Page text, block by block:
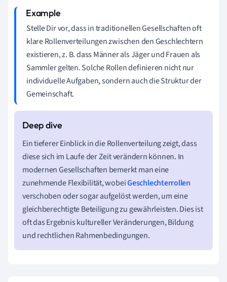
Stelle Dir vor, dass in traditionellen Gesellschaften oft
klare Rollenverteilungen zwischen den Geschlechtern
existieren, z. B. dass Männer als Jäger und Frauen als
Sammler gelten. Solche Rollen definieren nicht nur
individuelle Aufgaben, sondern auch die Struktur der
Gemeinschaft.
Ein tieferer Einblick in die Rollenverteilung zeigt, dass
diese sich im Laufe der Zeit verändern können. In
modernen Gesellschaften bemerkt man eine
zunehmende Flexibilität, wobeiGeschlechterrollen
verschoben oder sogar aufgelöst werden, um eine
gleichberechtigte Beteiligung zu gewährleisten. Dies ist
oft das Ergebnis kultureller Veränderungen, Bildung
und rechtlichen Rahmenbedingungen.